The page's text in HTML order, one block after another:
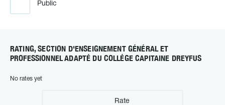
Public
RATING, SECTION D'ENSEIGNEMENT GÉNÉRAL ET
PROFESSIONNEL ADAPTÉ DU COLLÉGE CAPITAINE DREYFUS
No rates yet
Rate